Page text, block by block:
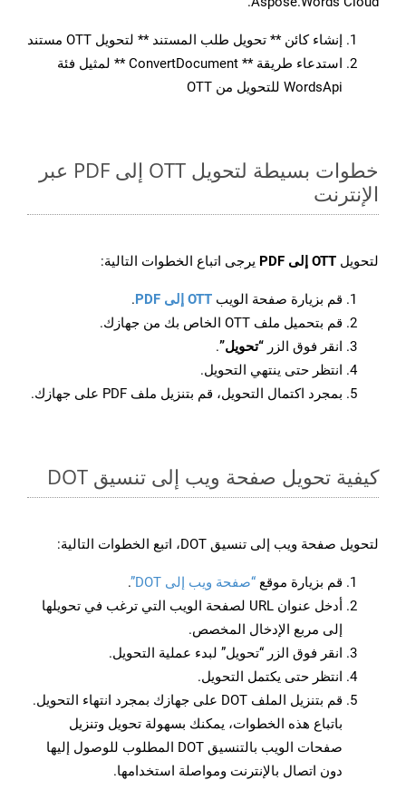
إنشاء كائن ** تحويل طلب المستند ** لتحويل OTT مستند
استدعاء طريقة ** ConvertDocument ** لمثيل فئة
WordsApi للتحويل من OTT
خطوات بسيطة لتحويل OTT إلى PDF عبر
الإنترنت
لتحويل OTT إلى PDF يرجى اتباع الخطوات التالية:
قم بزيارة صفحة الويب OTT إلى PDF
.
قم بتحميل ملف OTT الخاص بك من جهازك.
انقر فوق الزر “تحويل”.
انتظر حتى ينتهي التحويل.
بمجرد اكتمال التحويل، قم بتنزيل ملف PDF على جهازك.
كيفية تحويل صفحة ويب إلى تنسيق DOT
لتحويل صفحة ويب إلى تنسيق DOT، اتبع الخطوات التالية:
قم بزيارة موقع “صفحة ويب إلى DOT”
.
أدخل عنوان URL لصفحة الويب التي ترغب في تحويلها
إلى مربع الإدخال المخصص.
انقر فوق الزر “تحويل” لبدء عملية التحويل.
انتظر حتى يكتمل التحويل.
قم بتنزيل الملف DOT على جهازك بمجرد انتهاء التحويل.
باتباع هذه الخطوات، يمكنك بسهولة تحويل وتنزيل
صفحات الويب بالتنسيق DOT المطلوب للوصول إليها
دون اتصال بالإنترنت ومواصلة استخدامها.